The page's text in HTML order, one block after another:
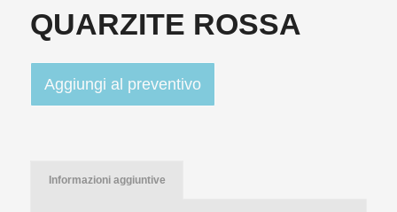
QUARZITE ROSSA
Aggiungi al preventivo
Informazioni aggiuntive